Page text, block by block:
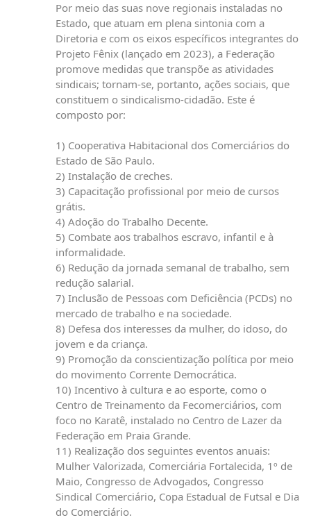
Por meio das suas nove regionais instaladas no
Estado, que atuam em plena sintonia com a
Diretoria e com os eixos específicos integrantes do
Projeto Fênix (lançado em 2023), a Federação
promove medidas que transpõe as atividades
sindicais; tornam-se, portanto, ações sociais, que
constituem o sindicalismo-cidadão. Este é
composto por:
1) Cooperativa Habitacional dos Comerciários do
Estado de São Paulo.
2) Instalação de creches.
3) Capacitação profissional por meio de cursos
grátis.
4) Adoção do Trabalho Decente.
5) Combate aos trabalhos escravo, infantil e à
informalidade.
6) Redução da jornada semanal de trabalho, sem
redução salarial.
7) Inclusão de Pessoas com Deficiência (PCDs) no
mercado de trabalho e na sociedade.
8) Defesa dos interesses da mulher, do idoso, do
jovem e da criança.
9) Promoção da conscientização política por meio
do movimento Corrente Democrática.
10) Incentivo à cultura e ao esporte, como o
Centro de Treinamento da Fecomerciários, com
foco no Karatê, instalado no Centro de Lazer da
Federação em Praia Grande.
11) Realização dos seguintes eventos anuais:
Mulher Valorizada, Comerciária Fortalecida, 1º de
Maio, Congresso de Advogados, Congresso
Sindical Comerciário, Copa Estadual de Futsal e Dia
do Comerciário.